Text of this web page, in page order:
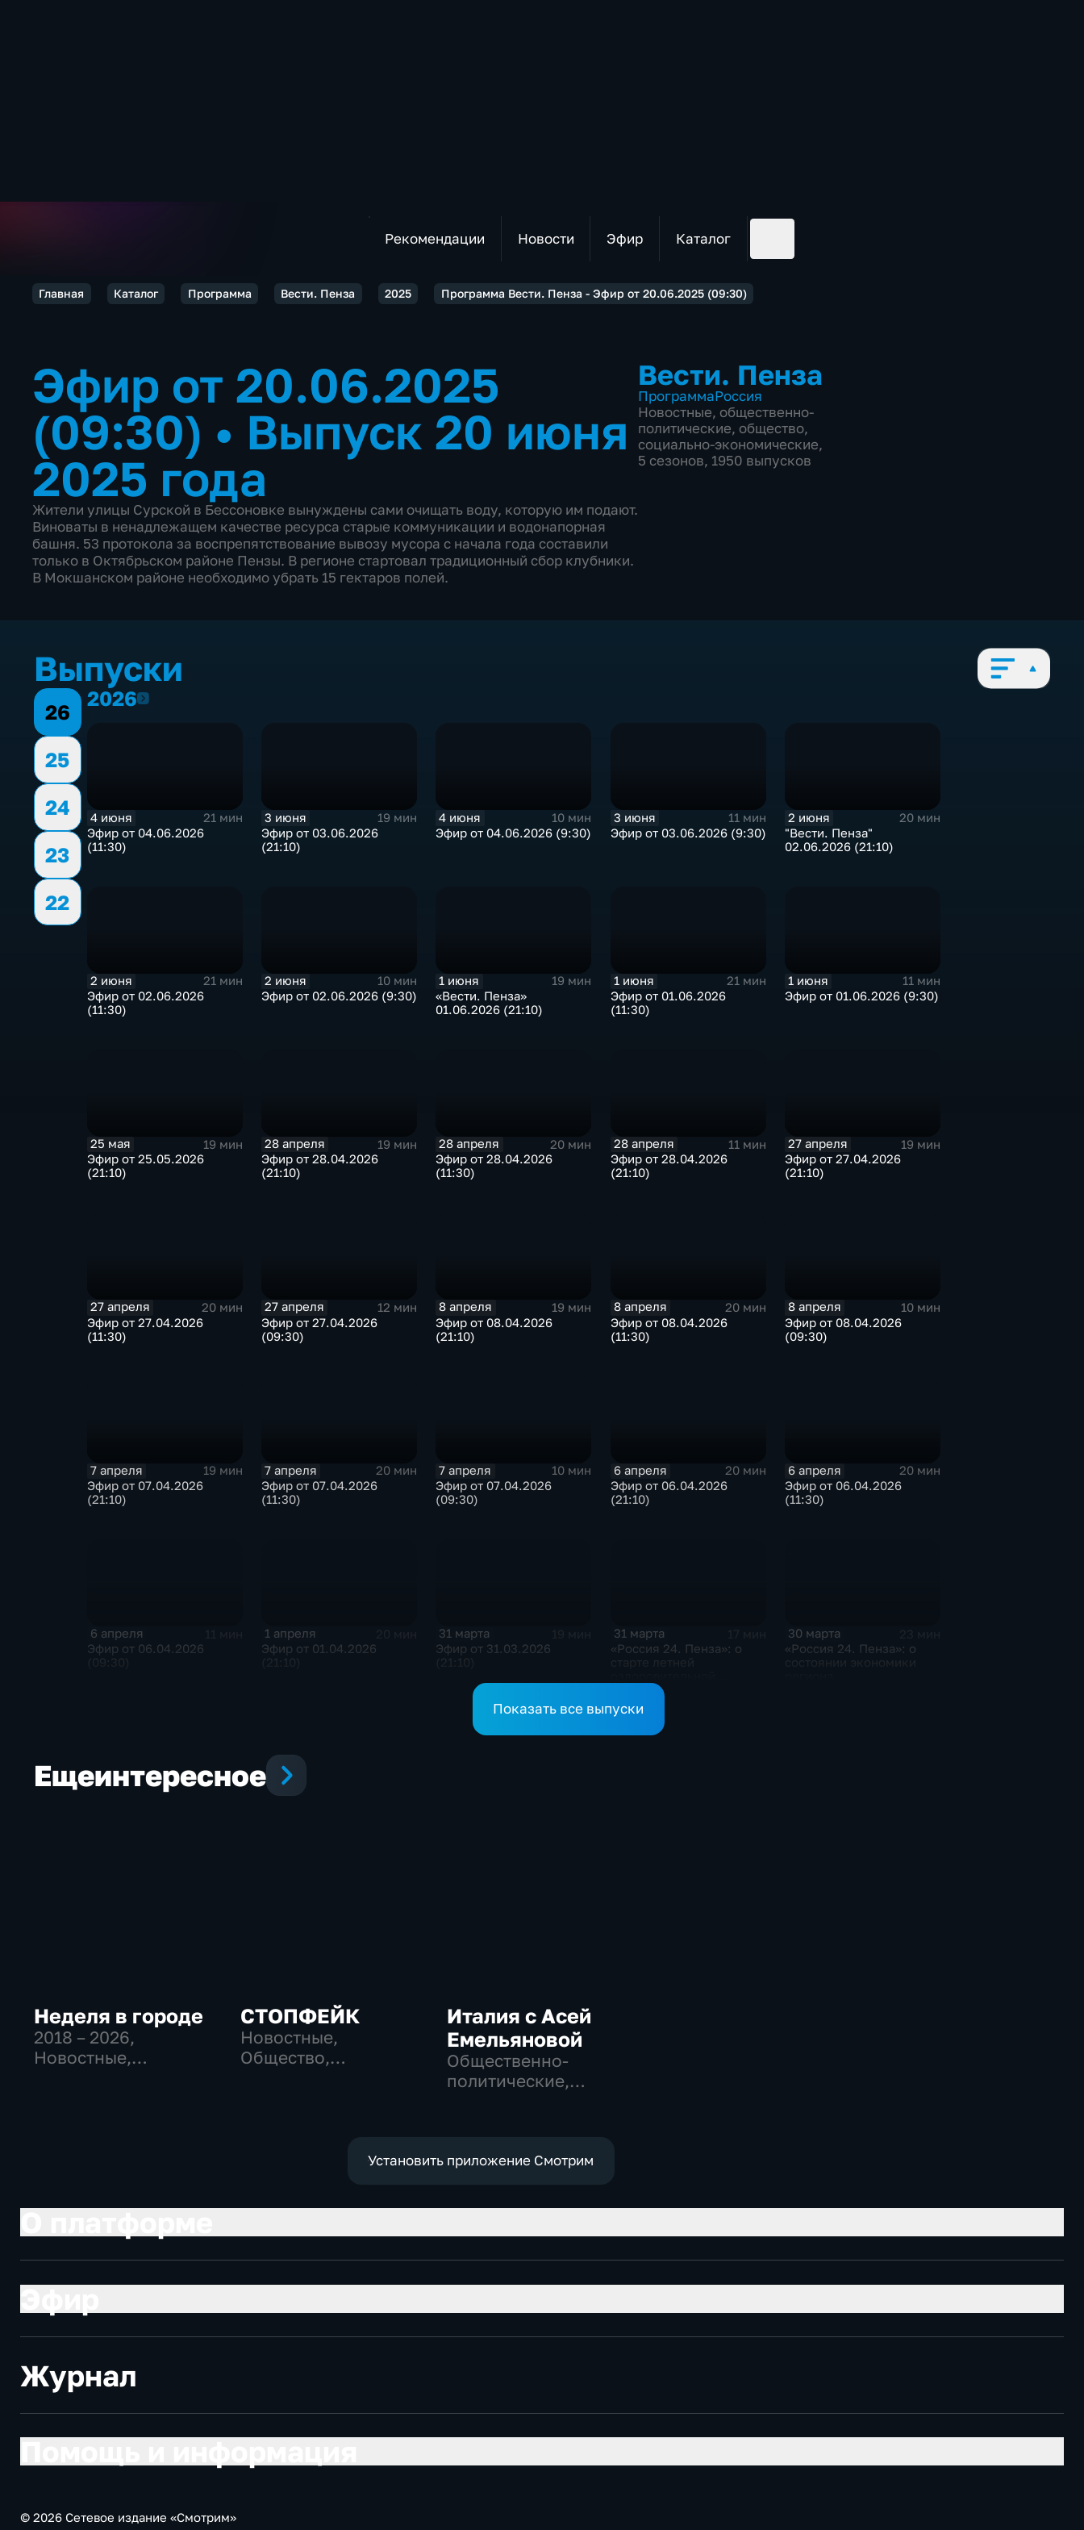
Рекомендации Новости Эфир Каталог
Главная Каталог Программа Вести. Пенза 2025 Программа Вести. Пенза - Эфир от 20.06.2025 (09:30)
Эфир от 20.06.2025
(09:30) • Выпуск 20 июня
2025 года
Жители улицы Сурской в Бессоновке вынуждены сами очищать воду, которую им подают.
Виноваты в ненадлежащем качестве ресурса старые коммуникации и водонапорная
башня. 53 протокола за воспрепятствование вывозу мусора с начала года составили
только в Октябрьском районе Пензы. В регионе стартовал традиционный сбор клубники.
В Мокшанском районе необходимо убрать 15 гектаров полей.
Вести. Пенза
ПрограммаРоссия
Новостные, общественно-
политические, общество,
социально-экономические,
5 сезонов, 1950 выпусков
Выпуски
26
25
24
23
22
20262026
4 июня
21 мин
Эфир от 04.06.2026
(11:30)
3 июня
19 мин
Эфир от 03.06.2026
(21:10)
4 июня
10 мин
Эфир от 04.06.2026 (9:30)
3 июня
11 мин
Эфир от 03.06.2026 (9:30)
2 июня
20 мин
"Вести. Пенза"
02.06.2026 (21:10)
2 июня
21 мин
Эфир от 02.06.2026
(11:30)
2 июня
10 мин
Эфир от 02.06.2026 (9:30)
1 июня
19 мин
«Вести. Пенза»
01.06.2026 (21:10)
1 июня
21 мин
Эфир от 01.06.2026
(11:30)
1 июня
11 мин
Эфир от 01.06.2026 (9:30)
25 мая
19 мин
Эфир от 25.05.2026
(21:10)
28 апреля
19 мин
Эфир от 28.04.2026
(21:10)
28 апреля
20 мин
Эфир от 28.04.2026
(11:30)
28 апреля
11 мин
Эфир от 28.04.2026
(21:10)
27 апреля
19 мин
Эфир от 27.04.2026
(21:10)
27 апреля
20 мин
Эфир от 27.04.2026
(11:30)
27 апреля
12 мин
Эфир от 27.04.2026
(09:30)
8 апреля
19 мин
Эфир от 08.04.2026
(21:10)
8 апреля
20 мин
Эфир от 08.04.2026
(11:30)
8 апреля
10 мин
Эфир от 08.04.2026
(09:30)
7 апреля
19 мин
Эфир от 07.04.2026
(21:10)
7 апреля
20 мин
Эфир от 07.04.2026
(11:30)
7 апреля
10 мин
Эфир от 07.04.2026
(09:30)
6 апреля
20 мин
Эфир от 06.04.2026
(21:10)
6 апреля
20 мин
Эфир от 06.04.2026
(11:30)
6 апреля
Эфир от 06.04.2026
1 апреля
Эфир от 01.04.2026
31 марта
Эфир от 31.03.2026
31 марта
«Россия 24. Пенза»: о
кампании
30 марта
«Россия 24. Пенза»: о
Показать все выпуски
Ещеинтересное
Неделя в городе
2018 – 2026,
Новостные,
СТОПФЕЙК
Новостные,
Общество,
Италия с Асей
Емельяновой
Общественно-
политические,
Установить приложение Смотрим
Журнал
© 2026 Сетевое издание «Смотрим»